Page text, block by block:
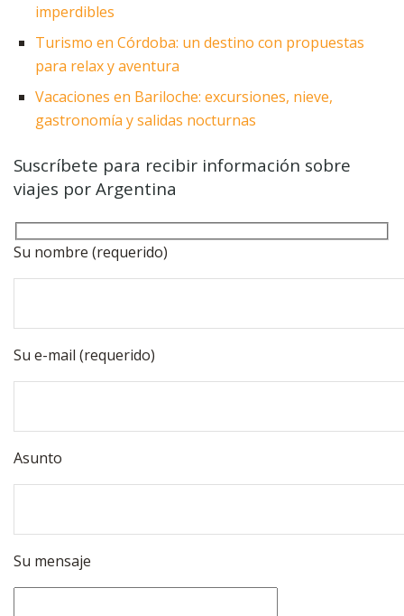
imperdibles
Turismo en Córdoba: un destino con propuestas
para relax y aventura
Vacaciones en Bariloche: excursiones, nieve,
gastronomía y salidas nocturnas
Suscríbete para recibir información sobre
viajes por Argentina
Su nombre (requerido)
Su e-mail (requerido)
Asunto
Su mensaje